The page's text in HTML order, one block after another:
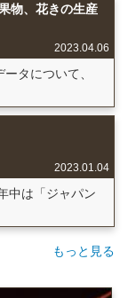
物、花きの生産
2023.04.06
タについて、
2023.01.04
中は「ジャパン
もっと見る